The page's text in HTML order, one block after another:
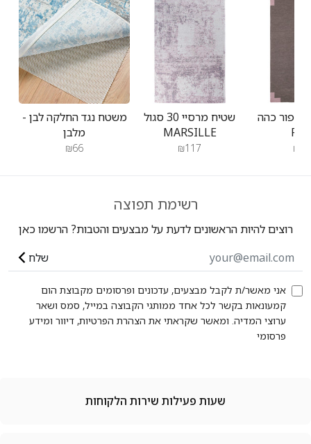
משטח נגד החלקה לבן -
מלבן
₪66
שטיח מרסיי 30 סגול
MARSILLE
₪117
אפור כהה
רשימת תפוצה
רוצים להיות הראשונים לדעת על מבצעים והטבות? הרשמו כאן
שלח
אני מאשר/ת לקבל מבצעים, עדכונים ופרסומים מקבוצת הום
קמעונאות בקשר לכל אחד ממותגי הקבוצה במייל, סמס ושאר
ערוצי המדיה. ומאשר שקראתי את הצהרת הפרטיות, דיוור ומידע
פרסומי
שעות פעילות שירות הלקוחות